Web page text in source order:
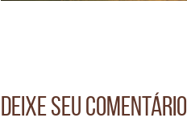
Deixe seu comentário